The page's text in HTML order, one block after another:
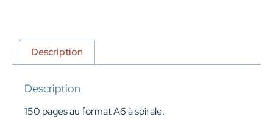
Description
Description
150 pages au format A6 à spirale.